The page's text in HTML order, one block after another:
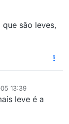
são leves,
13:39
leve é a